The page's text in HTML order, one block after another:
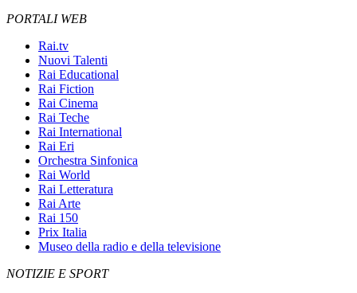
PORTALI WEB
Rai.tv
Nuovi Talenti
Rai Educational
Rai Fiction
Rai Cinema
Rai Teche
Rai International
Rai Eri
Orchestra Sinfonica
Rai World
Rai Letteratura
Rai Arte
Rai 150
Prix Italia
Museo della radio e della televisione
NOTIZIE E SPORT